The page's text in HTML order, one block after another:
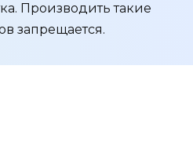
Производить такие
запрещается.